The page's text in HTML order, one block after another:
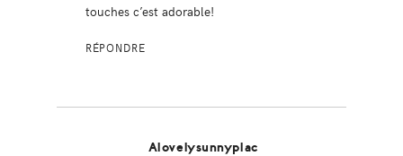
touches c’est adorable!
RÉPONDRE
Alovelysunnyplac